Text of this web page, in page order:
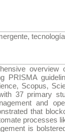
PRISMA
Scopus,
37 primary
and
that
processes
is